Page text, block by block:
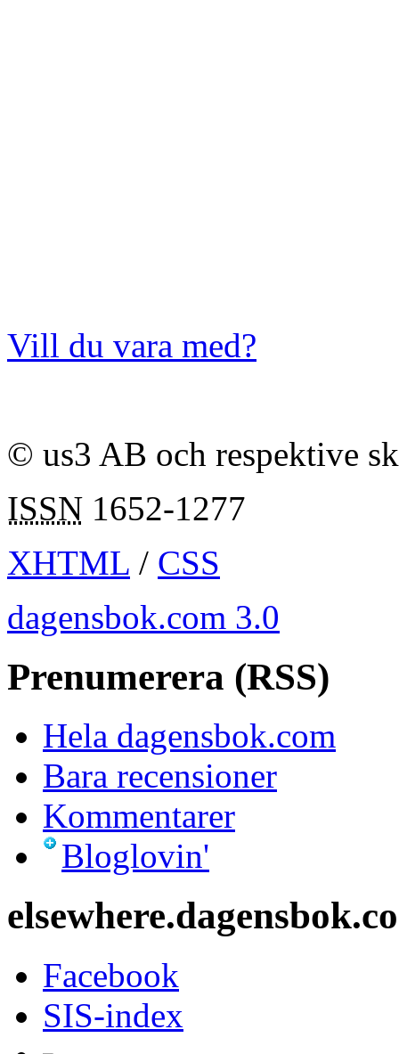
Vill du vara med?
© us3 AB och respektive
ISSN 1652-1277
XHTML / CSS
dagensbok.com 3.0
Prenumerera (RSS)
Hela dagensbok.com
Bara recensioner
Kommentarer
Bloglovin'
Facebook
SIS-index